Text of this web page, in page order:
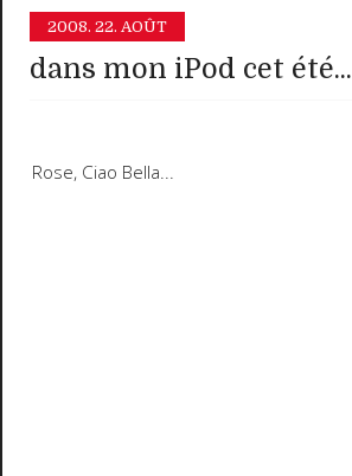
2008. 22. AOÛT
dans mon iPod cet été...
Rose, Ciao Bella...